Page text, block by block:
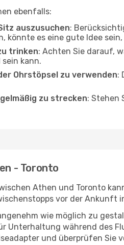
ebenfalls:
auszusuchen:
könnte es eine gute Idee
trinken: Achten Sie darauf,
kann.
Ohrstöpsel zu verwenden:
zu strecken: Stehen
- Toronto
Athen und Toronto
vor der Ankunft
wie möglich zu
Unterhaltung während des
und überprüfen Sie